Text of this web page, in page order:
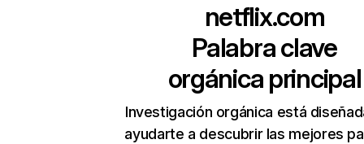
netflix.com
Palabra clave
orgánica principal
Investigación orgánica está
ayudarte a descubrir las mejores